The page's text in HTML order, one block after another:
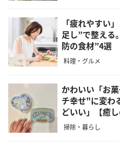
「疲れやすい
足し”で整える
防の食材”4選
料理・グルメ
かわいい「お
チ幸せ"に変わ
どいい」【癒し
掃除・暮らし